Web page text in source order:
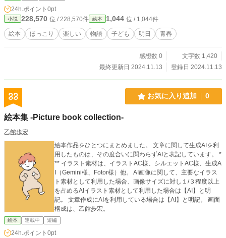
24h.ポイント 0pt
小説 228,570 位 / 228,570件 絵本 1,044 位 / 1,044件
絵本 ほっこり 楽しい 物語 子ども 明日 青春
感想数 0
文字数 1,420
最終更新日 2024.11.13
登録日 2024.11.13
33 お気に入り追加 0
絵本集 -Picture book collection-
乙館歩宏
絵本作品をひとつにまとめました。 文章に関して生成AIを利
用したものは、その度合いに関わらずAIと表記しています。 *
** イラスト素材は、イラストAC様、シルエットAC様、生成A
I（Gemini様、Fotor様）他。 AI画像に関して、主要なイラス
ト素材として利用した場合、画像サイズに対し１/３程度以上
を占めるAIイラスト素材として利用した場合は【AI】と明
記。 文章作成にAIを利用している場合は【AI】と明記。 画面
構成は、乙館歩宏。
絵本 連載中 短編
24h.ポイント 0pt